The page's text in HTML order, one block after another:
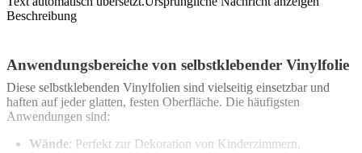
Beschreibung
Anwendungsbereiche von selbstklebender Vinylfolie
Diese selbstklebenden Vinylfolien sind vielseitig einsetzbar und
haften auf jeder glatten, festen Oberfläche. Die häufigsten
Anwendungen sind:
Wände: Perfekt zur Dekoration von Kinderzimmern,